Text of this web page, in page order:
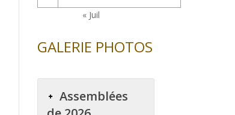
« Juil
GALERIE PHOTOS
Assemblées